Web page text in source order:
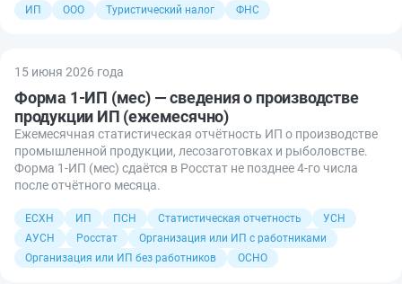
ИП ООО Туристический налог ФНС
15 июня 2026 года
Форма 1-ИП (мес) — сведения о производстве
продукции ИП (ежемесячно)
Ежемесячная статистическая отчётность ИП о производстве
промышленной продукции, лесозаготовках и рыболовстве.
Форма 1-ИП (мес) сдаётся в Росстат не позднее 4-го числа
после отчётного месяца.
ЕСХН ИП ПСН Статистическая отчетность
УСН
АУСН
Росстат
Организация или ИП с работниками
Организация или ИП без работников
ОСНО